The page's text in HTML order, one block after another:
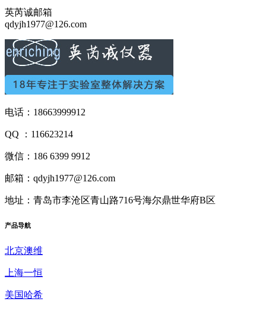
英芮诚邮箱
qdyjh1977@126.com
电话：18663999912
QQ ：116623214
微信：186 6399 9912
邮箱：qdyjh1977@126.com
地址：青岛市李沧区青山路716号海尔鼎世华府B区
产品导航
北京澳维
上海一恒
美国哈希